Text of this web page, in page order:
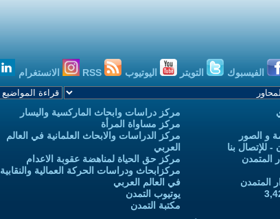
الفيسبوك التويتر اليوتيوب الانستغرام
و الصور
- للإتصال بنا
المتمدن
المتمدن
مركز دراسات وابحاث الماركسية واليسار
مركز مساواة المرأة
مركز الدراسات والابحاث العلمانية في العالم
العربي
مركز حق الحياة لمناهضة عقوبة الاعدام
مركزابحاث ودراسات الحركة العمالية والنقابية
في العالم العربي
يوتيوب التمدن
مكتبة التمدن